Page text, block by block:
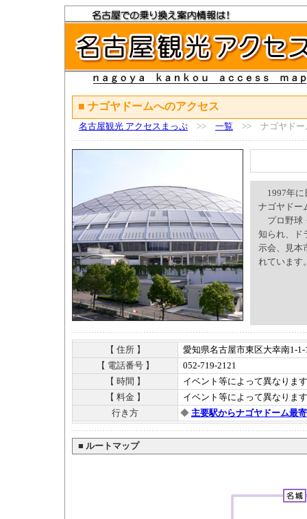
■ ナゴヤドームへのアクセス
名古屋観光 アクセスまっぷ >> 一覧 >> ナゴヤドー
1997年に
ナゴヤドー
プロ野球
知られ、ド
示会、見本
れています
【 住所 】
愛知県名古屋市東区大幸南1-1-
【 電話番号 】
052-719-2121
【 時間 】
イベント等によって異なりま
【 料金 】
イベント等によって異なりま
行き方
◆ 主要駅からナゴヤドーム最
■ ルートマップ